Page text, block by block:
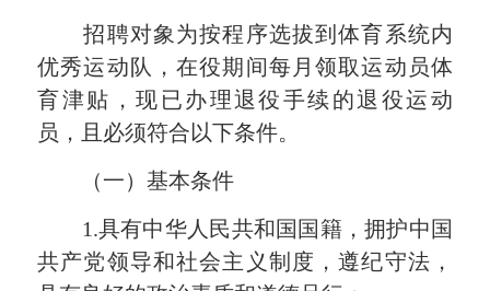
招聘对象为按程序选拔到体育系统内
优秀运动队，在役期间每月领取运动员体
育津贴，现已办理退役手续的退役运动
员，且必须符合以下条件。
（一）基本条件
1.具有中华人民共和国国籍，拥护中国
共产党领导和社会主义制度，遵纪守法，